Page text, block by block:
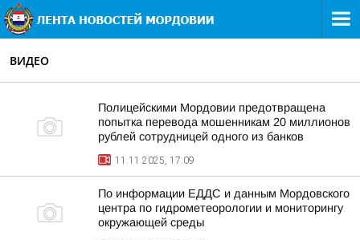
ВИДЕО
Полицейскими Мордовии предотвращена
попытка перевода мошенникам 20 миллионов
рублей сотрудницей одного из банков
11.11.2025, 17:09
По информации ЕДДС и данным Мордовского
центра по гидрометеорологии и мониторингу
окружающей среды